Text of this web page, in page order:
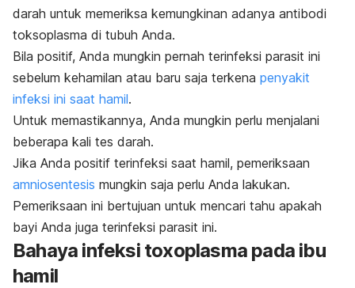
darah untuk memeriksa kemungkinan adanya antibodi
toksoplasma di tubuh Anda.
Bila positif, Anda mungkin pernah terinfeksi parasit ini
sebelum kehamilan atau baru saja terkena penyakit
infeksi ini saat hamil.
Untuk memastikannya, Anda mungkin perlu menjalani
beberapa kali tes darah.
Jika Anda positif terinfeksi saat hamil, pemeriksaan
amniosentesis mungkin saja perlu Anda lakukan.
Pemeriksaan ini bertujuan untuk mencari tahu apakah
bayi Anda juga terinfeksi parasit ini.
Bahaya infeksi toxoplasma pada ibu
hamil